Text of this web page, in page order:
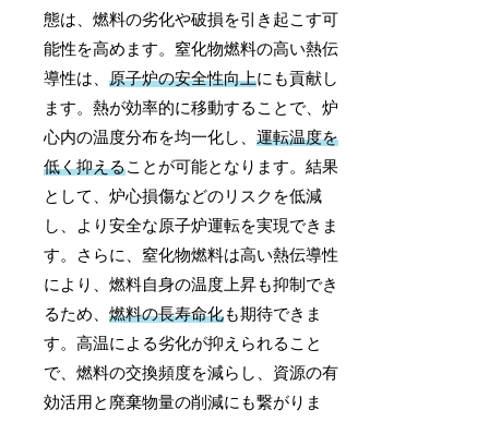
態は、燃料の劣化や破損を引き起こす可
能性を高めます。窒化物燃料の高い熱伝
導性は、原子炉の安全性向上にも貢献し
ます。熱が効率的に移動することで、炉
心内の温度分布を均一化し、運転温度を
低く抑えることが可能となります。結果
として、炉心損傷などのリスクを低減
し、より安全な原子炉運転を実現できま
す。さらに、窒化物燃料は高い熱伝導性
により、燃料自身の温度上昇も抑制でき
るため、燃料の長寿命化も期待できま
す。高温による劣化が抑えられること
で、燃料の交換頻度を減らし、資源の有
効活用と廃棄物量の削減にも繋がりま